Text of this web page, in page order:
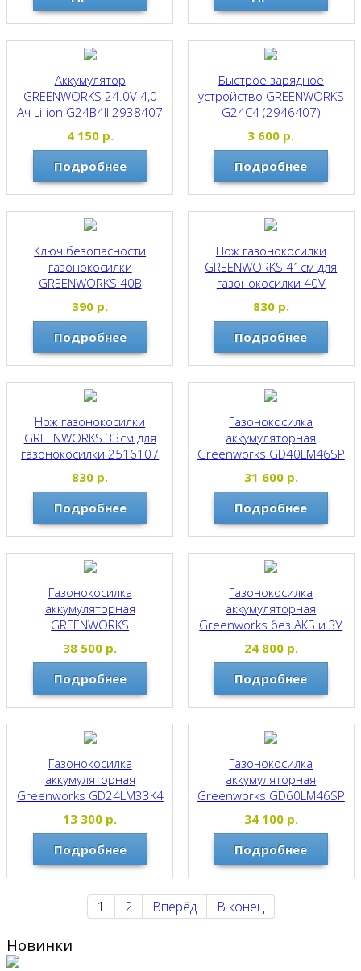
Аккумулятор
GREENWORKS 24.0V 4,0
Ач Li-ion G24B4II 2938407
Greenworks
4 150р.
Подробнее
Быстрое зарядное
устройство GREENWORKS
G24C4 (2946407)
Greenworks
3 600 р.
Подробнее
Ключ безопасности
газонокосилки
GREENWORKS 40В
Greenworks
390 р.
Подробнее
Нож газонокосилки
GREENWORKS 41см для
газонокосилки 40V
Greenworks
830р.
Подробнее
Нож газонокосилки
GREENWORKS 33см для
газонокосилки 2516107
Greenworks
830 р.
Подробнее
Газонокосилка
аккумуляторная
Greenworks GD40LM46SP
самоходная, без АКБ и ЗУ
2506807
Greenworks
31 600р.
Подробнее
Газонокосилка
аккумуляторная
GREENWORKS
без АКБ и ЗУ 2517407
Greenworks
38 500 р.
Подробнее
Газонокосилка
аккумуляторная
Greenworks без АКБ и ЗУ
Greenworks
24 800р.
Подробнее
Газонокосилка
аккумуляторная
Greenworks GD24LM33K4
Greenworks
13 300 р.
Подробнее
Газонокосилка
аккумуляторная
Greenworks GD60LM46SP
самоходная, БЕЗ АКБ, З/У
Greenworks
34 100р.
Подробнее
1 2 Вперёд В конец
Новинки